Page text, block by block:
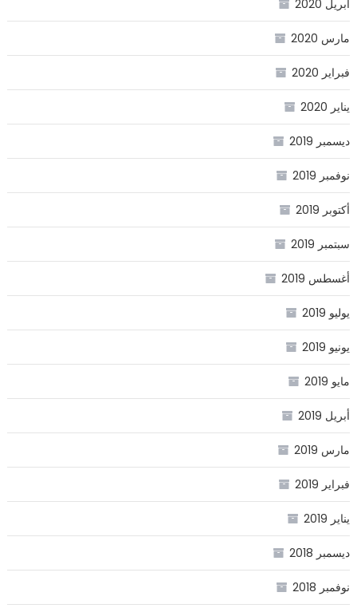
أبريل 2020
مارس 2020
فبراير 2020
يناير 2020
ديسمبر 2019
نوفمبر 2019
أكتوبر 2019
سبتمبر 2019
أغسطس 2019
يوليو 2019
يونيو 2019
مايو 2019
أبريل 2019
مارس 2019
فبراير 2019
يناير 2019
ديسمبر 2018
نوفمبر 2018